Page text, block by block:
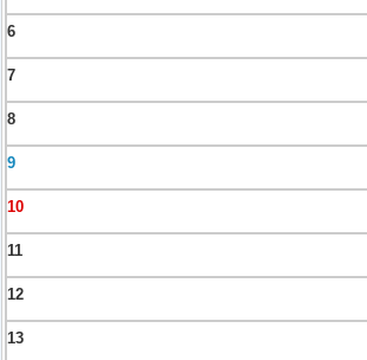
6
7
8
9
10
11
12
13